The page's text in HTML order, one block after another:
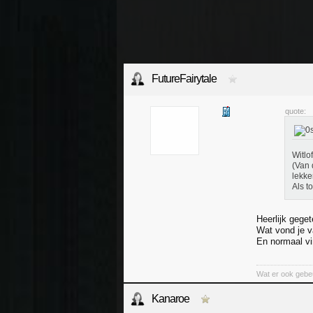
FutureFairytale
quote:
(Van
Als
Heerlijk
Wat vond je
En normaal
Wat er ook
Kanaroe